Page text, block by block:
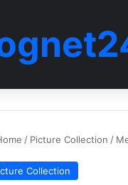
/ Picture Collection /
Collection